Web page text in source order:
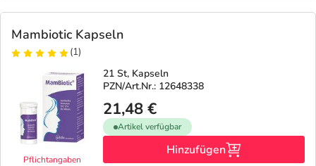
Mambiotic Kapseln
(1)
Pflichtangaben
21 St, Kapseln
PZN/Art.Nr.: 12648338
21,48 €
Artikel verfügbar
Hinzufügen